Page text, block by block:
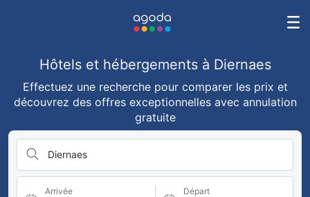
Hôtels et hébergements à Diernaes
Effectuez une recherche pour comparer les prix et
découvrez des offres exceptionnelles avec annulation
gratuite
Diernaes
Arrivée Départ